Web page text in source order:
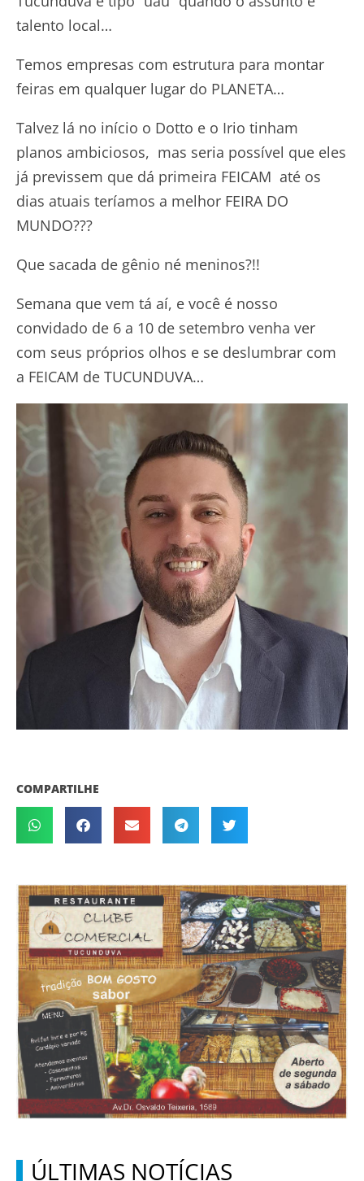
talento local…
Temos empresas com estrutura para montar
feiras em qualquer lugar do PLANETA…
Talvez lá no início o Dotto e o Irio tinham
planos ambiciosos, mas seria possível que eles
já previssem que dá primeira FEICAM até os
dias atuais teríamos a melhor FEIRA DO
MUNDO???
Que sacada de gênio né meninos?!!
Semana que vem tá aí, e você é nosso
convidado de 6 a 10 de setembro venha ver
com seus próprios olhos e se deslumbrar com
a FEICAM de TUCUNDUVA…
COMPARTILHE
ÚLTIMAS NOTÍCIAS